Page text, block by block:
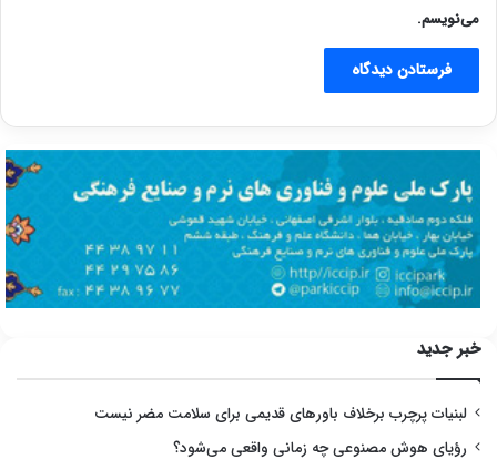
می‌نویسم.
خبر جدید
لبنیات پرچرب برخلاف باورهای قدیمی برای سلامت مضر نیست
رؤیای هوش مصنوعی چه زمانی واقعی می‌شود؟